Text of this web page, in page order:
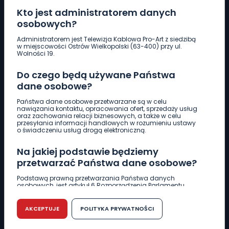
Kto jest administratorem danych
osobowych?
Administratorem jest Telewizja Kablowa Pro-Art z siedzibą
w miejscowości Ostrów Wielkopolski (63-400) przy ul.
Wolności 19.
Do czego będą używane Państwa
dane osobowe?
Państwa dane osobowe przetwarzane są w celu
nawiązania kontaktu, opracowania ofert, sprzedaży usług
oraz zachowania relacji biznesowych, a także w celu
przesyłania informacji handlowych w rozumieniu ustawy
o świadczeniu usług drogą elektroniczną.
Na jakiej podstawie będziemy
przetwarzać Państwa dane osobowe?
Podstawą prawną przetwarzania Państwa danych
osobowych, jest artykuł 6 Rozporządzenia Parlamentu
r. w sprawie ochrony osób fizycznych w związku z
przetwarzaniem danych osobowych w sprawie
swobodnego przepływu takich danych oraz uchylenia
dyrektywy 95/46/WE (RODO).
AKCEPTUJE POLITYKA PRYWATNOŚCI
Pobierz logotyp
661 997 997
REDAKCJA
62 735 22 22redakcja@wlkp24.info
DZIAŁ REKLAMY
62 735 01 85 reklama@wlkp24.info
WIADOMOŚCI
CIEKAWOSTKI